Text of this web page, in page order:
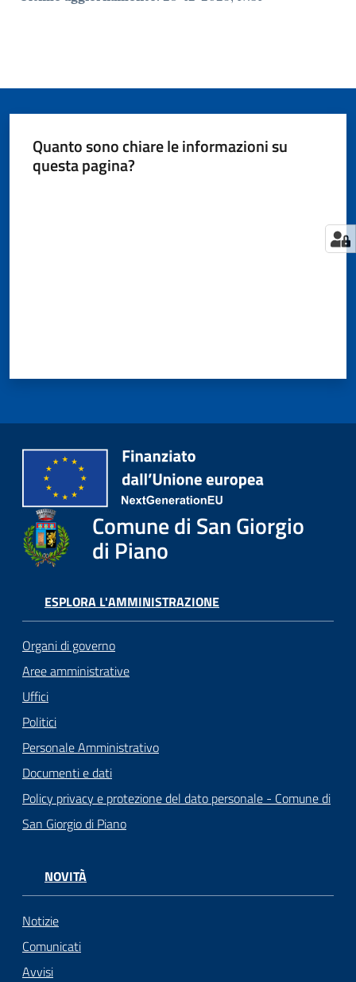
Quanto sono chiare le informazioni su
questa pagina?
Comune di San Giorgio
di Piano
ESPLORA L'AMMINISTRAZIONE
Organi di governo
Aree amministrative
Uffici
Politici
Personale Amministrativo
Documenti e dati
Policy privacy e protezione del dato personale - Comune di
San Giorgio di Piano
NOVITÀ
Notizie
Comunicati
Avvisi